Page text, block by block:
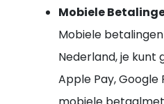
Mobiele
Mobiele
Nederland, je kunt
Apple Pay, Google